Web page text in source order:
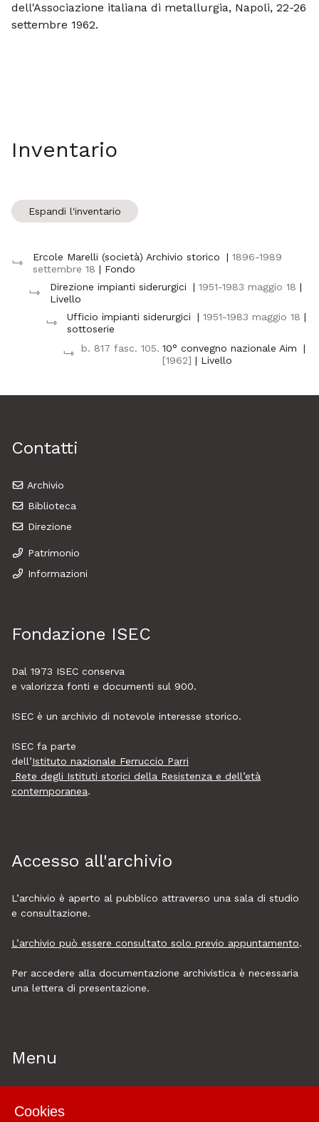
dell'Associazione italiana di metallurgia, Napoli, 22-26
settembre 1962.
Inventario
Espandi l'inventario
Ercole Marelli (società) Archivio storico | 1896-1989
settembre 18 | Fondo
Direzione impianti siderurgici
| 1951-1983 maggio 18 |
Livello
Ufficio impianti siderurgici
| 1951-1983 maggio 18 |
sottoserie
b. 817 fasc. 105. 10° convegno nazionale Aim
|
[1962] | Livello
Contatti
Archivio
Biblioteca
Direzione
Patrimonio
Informazioni
Fondazione ISEC
Dal 1973 ISEC conserva
e valorizza fonti e documenti sul 900.
ISEC è un archivio di notevole interesse storico.
ISEC fa parte
dell’Istituto nazionale Ferruccio Parri
Rete degli Istituti storici della Resistenza e dell’età
contemporanea.
Accesso all'archivio
L’archivio è aperto al pubblico attraverso una sala di studio
e consultazione.
L’archivio può essere consultato solo previo appuntamento.
Per accedere alla documentazione archivistica è necessaria
una lettera di presentazione.
Menu
Esplora
Cookies